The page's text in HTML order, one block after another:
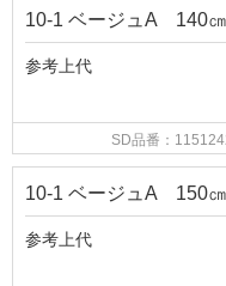
10-1 ベージュA 140㎝
参考上代
SD品番：
10-1 ベージュA 150㎝
参考上代